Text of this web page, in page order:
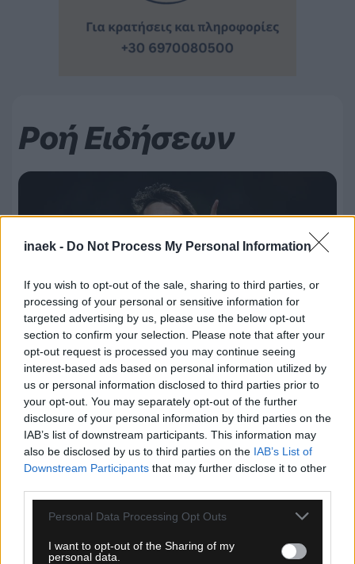
inaek - Do Not Process My Personal Information
If you wish to opt-out of the sale, sharing to third parties, or
processing of your personal or sensitive information for
targeted advertising by us, please use the below opt-out
section to confirm your selection. Please note that after your
opt-out request is processed you may continue seeing
interest-based ads based on personal information utilized by
us or personal information disclosed to third parties prior to
your opt-out. You may separately opt-out of the further
disclosure of your personal information by third parties on the
IAB’s list of downstream participants. This information may
also be disclosed by us to third parties on the IAB’s List of
Downstream Participants that may further disclose it to other
Please note that this website/app uses one or more Google
not limited to your visit or usage behaviour. You may click to
Personal Data Processing Opt Outs
I want to opt-out of the Sharing of my
personal data.
Ροή Ειδήσεων
09.08.2026, 17:20
Ολυμπιακός: Ανοίγει ο δρόμος για Μπραγκάνσα
μετά το «αντίο» στη Σπόρτινγκ